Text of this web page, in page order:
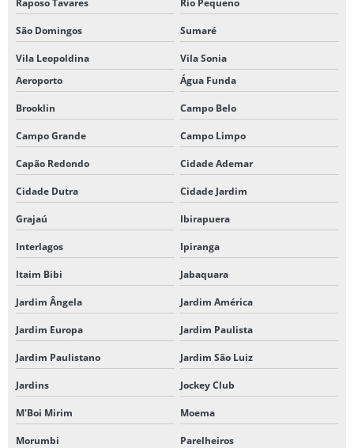
GRAVAÇÃO A LASER EM CANETAS
GRAVAÇÃO A LASER PARA EMPRESAS
GRAVAÇÃO A LASER EM FACAS
GRAVAÇÃO A LASER EM GARRAFAS
GRAVAÇÃO A LASER EM MADEIRA
GRAVAÇÃO A LASER PARA PRESENTES PERSONALIZADOS
IMPRESSÃO DE APOSTILAS
IMPRESSÃO DE APOSTILAS SP
IMPRESSÃO DE FAIXAS
IMPRESSÃO DE FLYERS SP
IMPRESSÃO DE PANFLETOS SP
IMPRESSÃO DE PLACAS EM PVC
São Domingos Sumaré
Vila Leopoldina
Vila Sonia
Aeroporto
Água Funda
Brooklin Campo Belo
Campo Grande Campo Limpo
Capão Redondo Cidade Ademar
Cidade Dutra Cidade Jardim
Grajaú Ibirapuera
Interlagos Ipiranga
Itaim Bibi Jabaquara
Jardim Ângela Jardim América
Jardim Europa Jardim Paulista
Jardim Paulistano Jardim São Luiz
Jardins Jockey Club
M'Boi Mirim Moema
Morumbi Parelheiros